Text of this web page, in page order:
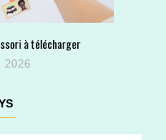
à télécharger
2026